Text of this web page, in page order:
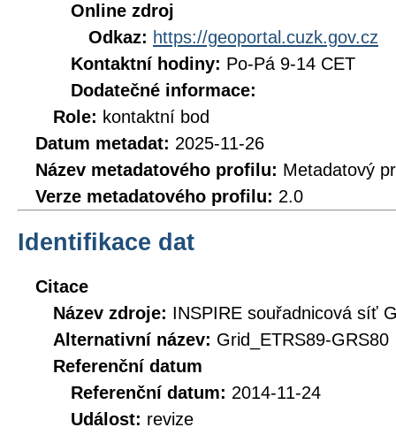
Online zdroj
Odkaz: https://geoportal.cuzk.gov.cz
Kontaktní hodiny: Po-Pá 9-14 CET
Dodatečné informace:
Role: kontaktní bod
Datum metadat: 2025-11-26
Název metadatového profilu: Metadatový
Verze metadatového profilu: 2.0
Identifikace dat
Citace
Název zdroje: INSPIRE souřadnicová síť
Alternativní název: Grid_ETRS89-GRS80
Referenční datum
Referenční datum: 2014-11-24
Událost: revize